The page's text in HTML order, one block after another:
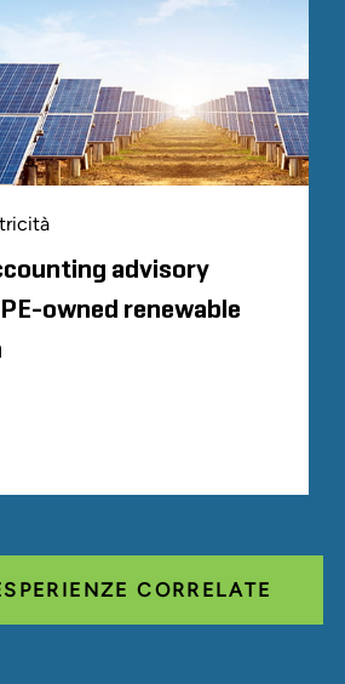
advisory
owned renewable
CORRELATE